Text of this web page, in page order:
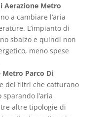
Aerazione Metro
a cambiare l’aria
L’impianto di
sbalzo e quindi non
meno spese
Parco Di
dei filtri che catturano
l’aria
altre tipologie di